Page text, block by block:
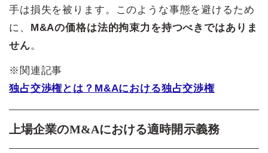
手は損失を被ります。このような事態を避けるため
に、 M&Aの価格は法的拘束力を持つべきではありま
せん。
※関連記事
独占交渉権とは？M&Aにおける独占交渉権
上場企業のM&Aにおける適時開示義務